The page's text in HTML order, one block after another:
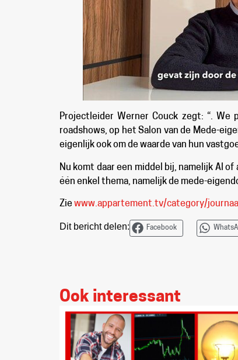
Projectleider Werner Couck zegt: “.
roadshows, op het Salon van de Mede-
eigenlijk ook om de waarde van hun
Nu komt daar een middel bij, namelijk AI
één enkel thema, namelijk de mede-
Zie www.appartement.tv/category/
Dit bericht delen: Facebook
Ook interessant